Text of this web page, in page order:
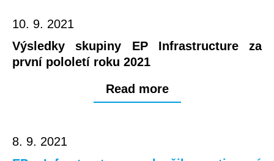
10. 9. 2021
Výsledky skupiny EP Infrastructure za
první pololetí roku 2021
Read more
8. 9. 2021